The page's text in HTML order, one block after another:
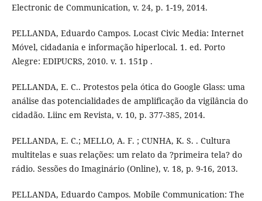
Electronic de Communication, v. 24, p. 1-19, 2014.
PELLANDA, Eduardo Campos. Locast Civic Media: Internet
Móvel, cidadania e informação hiperlocal. 1. ed. Porto
Alegre: EDIPUCRS, 2010. v. 1. 151p .
PELLANDA, E. C.. Protestos pela ótica do Google Glass: uma
análise das potencialidades de amplificação da vigilância do
cidadão. Liinc em Revista, v. 10, p. 377-385, 2014.
PELLANDA, E. C.; MELLO, A. F. ; CUNHA, K. S. . Cultura
multitelas e suas relações: um relato da ?primeira tela? do
rádio. Sessões do Imaginário (Online), v. 18, p. 9-16, 2013.
PELLANDA, Eduardo Campos. Mobile Communication: The